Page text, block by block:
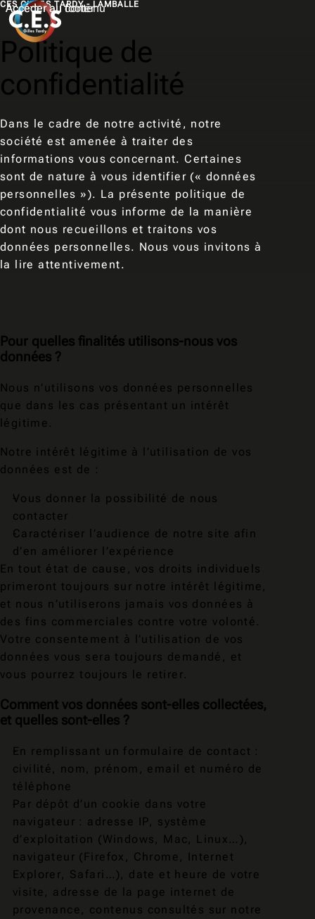
Accéder au contenu
Accéder au footer
CES GILLES TARDY - LAMBALLE
Politique de
confidentialité
Dans le cadre de notre activité, notre
société est amenée à traiter des
informations vous concernant. Certaines
sont de nature à vous identifier (« données
personnelles »). La présente politique de
confidentialité vous informe de la manière
dont nous recueillons et traitons vos
données personnelles. Nous vous invitons à
la lire attentivement.
Pour quelles finalités utilisons-nous vos
données ?
Nous n’utilisons vos données personnelles
que dans les cas présentant un intérêt
légitime.
Notre intérêt légitime à l’utilisation de vos
données est de :
Vous donner la possibilité de nous
contacter
Caractériser l’audience de notre site afin
d’en améliorer l’expérience
En tout état de cause, vos droits individuels
primeront toujours sur notre intérêt légitime,
et nous n’utiliserons jamais vos données à
des fins commerciales contre votre volonté.
Votre consentement à l’utilisation de vos
données vous sera toujours demandé, et
vous pourrez toujours le retirer.
Comment vos données sont-elles collectées,
et quelles sont-elles ?
En remplissant un formulaire de contact :
civilité, nom, prénom, email et numéro de
téléphone
Par dépôt d’un cookie dans votre
navigateur : adresse IP, système
d’exploitation (Windows, Mac, Linux…),
navigateur (Firefox, Chrome, Internet
Explorer, Safari…), date et heure de votre
visite, adresse de la page internet de
provenance, contenus consultés sur notre